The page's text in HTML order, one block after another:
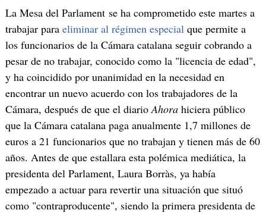
La Mesa del Parlament se ha comprometido este martes a
trabajar para eliminar al régimen especial que permite a
los funcionarios de la Cámara catalana seguir cobrando a
pesar de no trabajar, conocido como la "licencia de edad",
y ha coincidido por unanimidad en la necesidad en
encontrar un nuevo acuerdo con los trabajadores de la
Cámara, después de que el diario Ahorahiciera público
que la Cámara catalana paga anualmente 1,7 millones de
euros a 21 funcionarios que no trabajan y tienen más de 60
años. Antes de que estallara esta polémica mediática, la
presidenta del Parlament, Laura Borràs, ya había
empezado a actuar para revertir una situación que situó
como "contraproducente", siendo la primera presidenta de